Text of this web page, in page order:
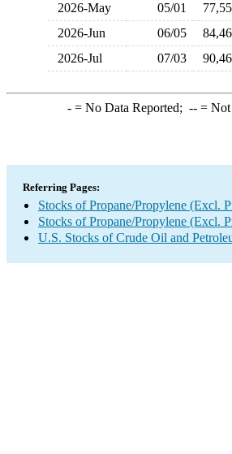
2026-May
05/01
2026-Jun
06/05
2026-Jul
07/03
-= No Data Reported; --= Not
Referring Pages:
Stocks of Propane/Propylene (Excl.
Stocks of Propane/Propylene (Excl.
U.S. Stocks of Crude Oil and